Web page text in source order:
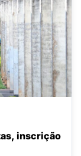
inscrição